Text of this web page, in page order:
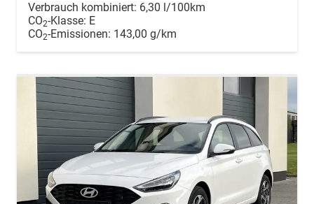
Verbrauch kombiniert: 6,30 l/100km
CO2-Klasse: E
CO2-Emissionen: 143,00 g/km